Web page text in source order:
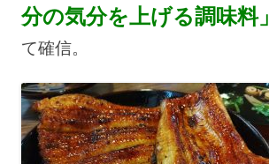
分の気分を上げる調味料」
て確信。